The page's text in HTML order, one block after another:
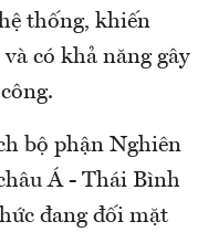
thống, khiến
có khả năng gây
bộ phận Nghiên
Á - Thái Bình
đang đối mặt